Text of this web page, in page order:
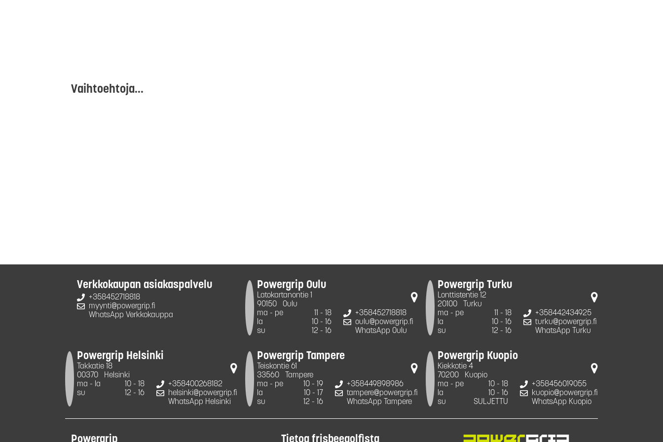
Vaihtoehtoja...
Verkkokaupan asiakaspalvelu
+358452718818
myynti@powergrip.fi
WhatsApp Verkkokauppa
Powergrip Oulu
Latokartanontie 1
90150
Oulu
ma - pe
11 - 18
la
10 - 16
su
12 - 16
+358452718818
oulu@powergrip.fi
WhatsApp Oulu
Powergrip Turku
Lonttistentie 12
20100
Turku
ma - pe
11 - 18
la
10 - 16
su
12 - 16
+358442434925
turku@powergrip.fi
WhatsApp Turku
Powergrip Helsinki
Takkatie 18
00370
Helsinki
ma - la
10 - 18
su
12 - 16
+358400268182
helsinki@powergrip.fi
WhatsApp Helsinki
Powergrip Tampere
Teiskontie 61
33560
Tampere
ma - pe
10 - 19
la
10 - 17
su
12 - 16
+358449898986
tampere@powergrip.fi
WhatsApp Tampere
Powergrip Kuopio
Kiekkotie 4
70200
Kuopio
ma - pe
10 - 18
la
10 - 16
su
SULJETTU
+358456019055
kuopio@powergrip.fi
WhatsApp Kuopio